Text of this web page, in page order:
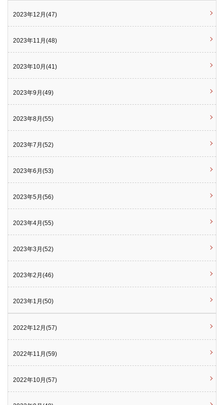
2023年12月(47)
2023年11月(48)
2023年10月(41)
2023年9月(49)
2023年8月(55)
2023年7月(52)
2023年6月(53)
2023年5月(56)
2023年4月(55)
2023年3月(52)
2023年2月(46)
2023年1月(50)
2022年12月(57)
2022年11月(59)
2022年10月(57)